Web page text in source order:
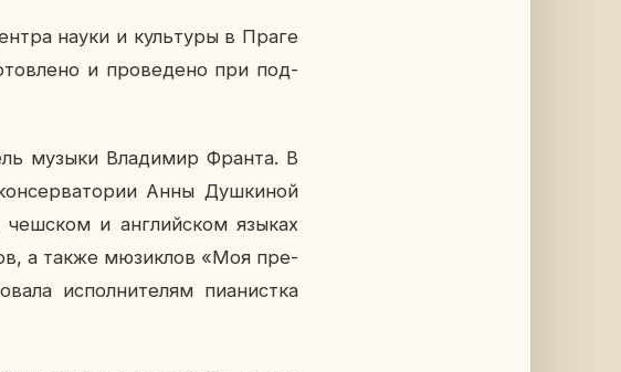
науки и куль­ту­ры в Праге
и про­ве­де­но при под­
музыки Вла­ди­мир Франта. В
Анны Душ­ки­ной
и ан­глий­ском языках
а также мю­зик­лов «Моя пре­
ис­пол­ни­те­лям пи­а­нист­ка